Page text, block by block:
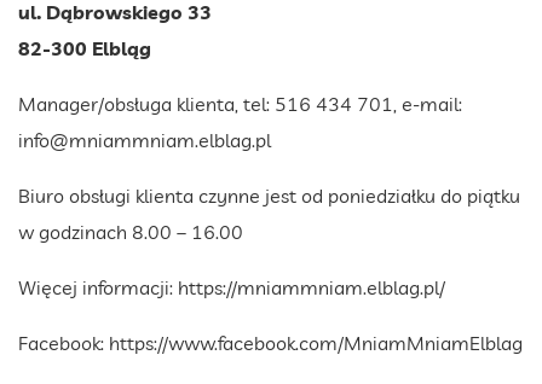
ul. Dąbrowskiego 33
82-300 Elbląg
Manager/obsługa klienta, tel: 516 434 701, e-mail:
info@mniammniam.elblag.pl
Biuro obsługi klienta czynne jest od poniedziałku do piątku
w godzinach 8.00 – 16.00
Więcej informacji: https://mniammniam.elblag.pl/
Facebook: https://www.facebook.com/MniamMniamElblag